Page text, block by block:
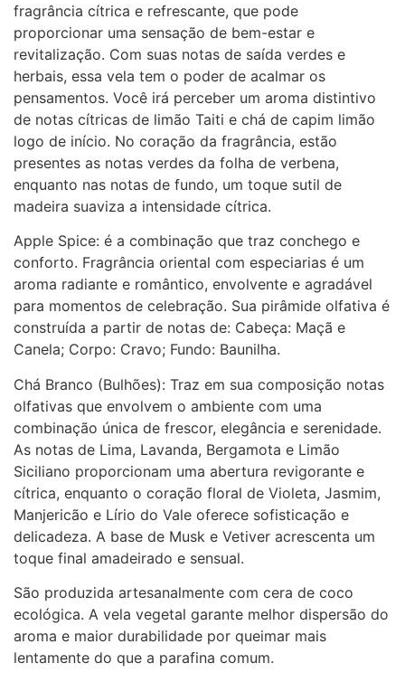
fragrância cítrica e refrescante, que pode
proporcionar uma sensação de bem-estar e
revitalização. Com suas notas de saída verdes e
herbais, essa vela tem o poder de acalmar os
pensamentos. Você irá perceber um aroma distintivo
de notas cítricas de limão Taiti e chá de capim limão
logo de início. No coração da fragrância, estão
presentes as notas verdes da folha de verbena,
enquanto nas notas de fundo, um toque sutil de
madeira suaviza a intensidade cítrica.
Apple Spice: é a combinação que traz conchego e
conforto. Fragrância oriental com especiarias é um
aroma radiante e romântico, envolvente e agradável
para momentos de celebração. Sua pirâmide olfativa é
construída a partir de notas de: Cabeça: Maçã e
Canela; Corpo: Cravo; Fundo: Baunilha.
Chá Branco (Bulhões): Traz em sua composição notas
olfativas que envolvem o ambiente com uma
combinação única de frescor, elegância e serenidade.
As notas de Lima, Lavanda, Bergamota e Limão
Siciliano proporcionam uma abertura revigorante e
cítrica, enquanto o coração floral de Violeta, Jasmim,
Manjericão e Lírio do Vale oferece sofisticação e
delicadeza. A base de Musk e Vetiver acrescenta um
toque final amadeirado e sensual.
São produzida artesanalmente com cera de coco
ecológica. A vela vegetal garante melhor dispersão do
aroma e maior durabilidade por queimar mais
lentamente do que a parafina comum.